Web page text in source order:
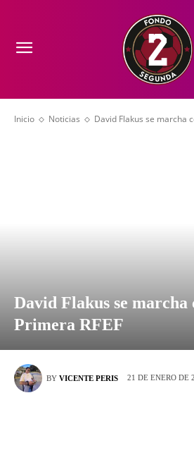
Inicio Noticias David Flakus se marcha
David Flakus se marcha
Primera RFEF
BY VICENTE PERIS 21 DE ENERO DE